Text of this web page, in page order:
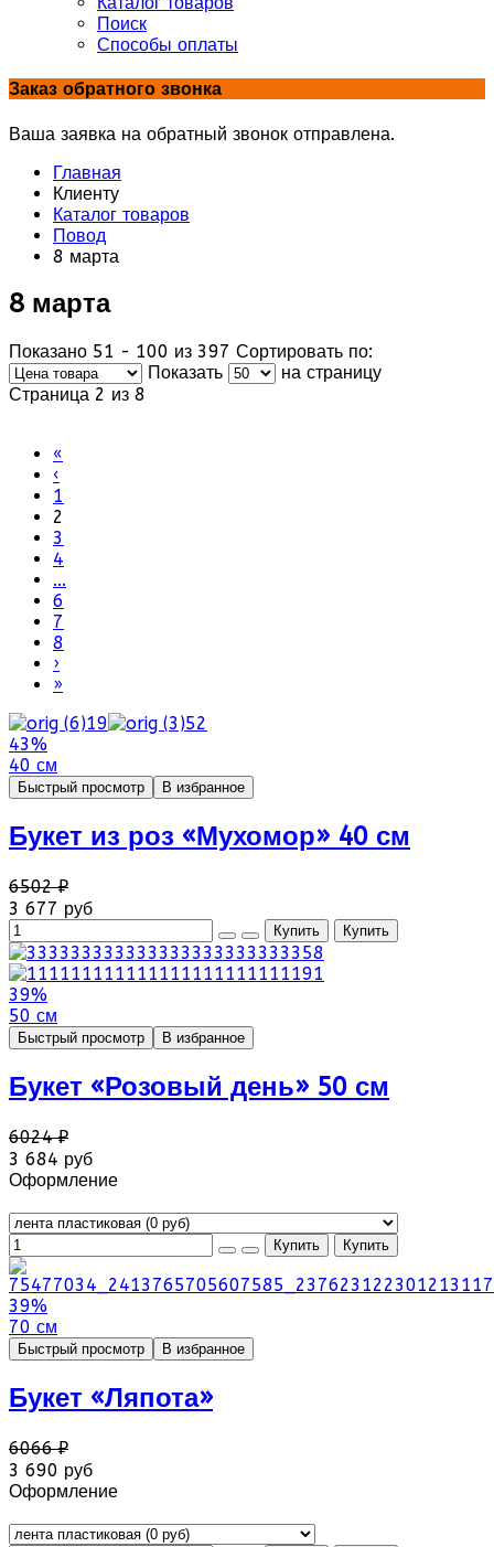
Поиск
Способы оплаты
Заказ обратного звонка
Ваша заявка на обратный звонок отправлена.
Главная
Клиенту
Каталог товаров
Повод
8 марта
8 марта
Показано 51 - 100 из 397 Сортировать по:
Показать
на страницу
Страница 2 из 8
«
‹
1
2
3
4
...
6
7
8
›
»
43%
40 см
Быстрый просмотр В избранное
Букет из роз «Мухомор» 40 см
6502 ₽
3 677 руб
39%
50 см
Быстрый просмотр В избранное
Букет «Розовый день» 50 см
6024 ₽
3 684 руб
Оформление
39%
70 см
Быстрый просмотр В избранное
Букет «Ляпота»
6066 ₽
3 690 руб
Оформление